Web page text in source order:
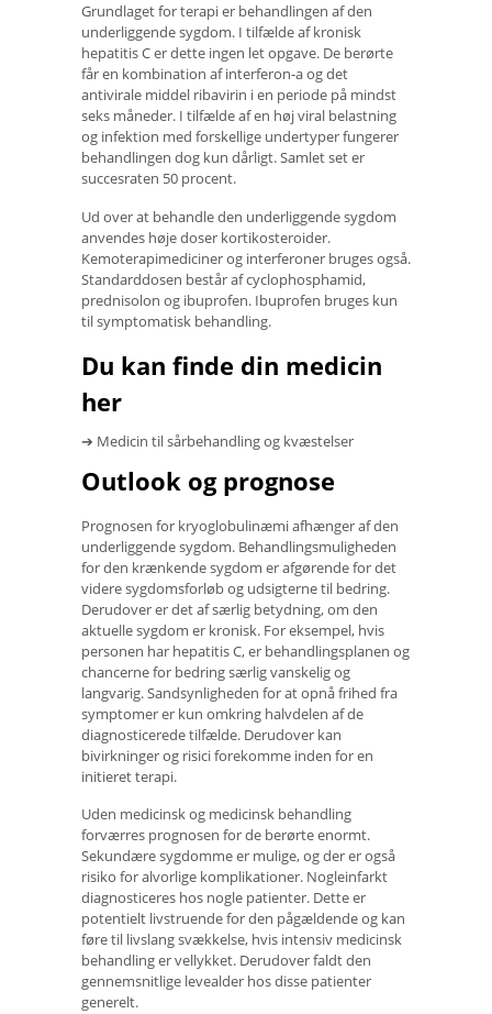
Grundlaget for terapi er behandlingen af ​​den
underliggende sygdom. I tilfælde af kronisk
hepatitis C er dette ingen let opgave. De berørte
får en kombination af interferon-a og det
antivirale middel ribavirin i en periode på mindst
seks måneder. I tilfælde af en høj viral belastning
og infektion med forskellige undertyper fungerer
behandlingen dog kun dårligt. Samlet set er
succesraten 50 procent.
Ud over at behandle den underliggende sygdom
anvendes høje doser kortikosteroider.
Kemoterapimediciner og interferoner bruges også.
Standarddosen består af cyclophosphamid,
prednisolon og ibuprofen. Ibuprofen bruges kun
til symptomatisk behandling.
Du kan finde din medicin
her
➔ Medicin til sårbehandling og kvæstelser
Outlook og prognose
Prognosen for kryoglobulinæmi afhænger af den
underliggende sygdom. Behandlingsmuligheden
for den krænkende sygdom er afgørende for det
videre sygdomsforløb og udsigterne til bedring.
Derudover er det af særlig betydning, om den
aktuelle sygdom er kronisk. For eksempel, hvis
personen har hepatitis C, er behandlingsplanen og
chancerne for bedring særlig vanskelig og
langvarig. Sandsynligheden for at opnå frihed fra
symptomer er kun omkring halvdelen af ​​de
diagnosticerede tilfælde. Derudover kan
bivirkninger og risici forekomme inden for en
initieret terapi.
Uden medicinsk og medicinsk behandling
forværres prognosen for de berørte enormt.
Sekundære sygdomme er mulige, og der er også
risiko for alvorlige komplikationer. Nogleinfarkt
diagnosticeres hos nogle patienter. Dette er
potentielt livstruende for den pågældende og kan
føre til livslang svækkelse, hvis intensiv medicinsk
behandling er vellykket. Derudover faldt den
gennemsnitlige levealder hos disse patienter
generelt.